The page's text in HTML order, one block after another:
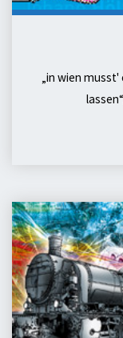
„in wien
öbb
1912/1980